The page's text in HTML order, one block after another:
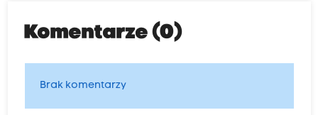
Komentarze (0)
Brak komentarzy